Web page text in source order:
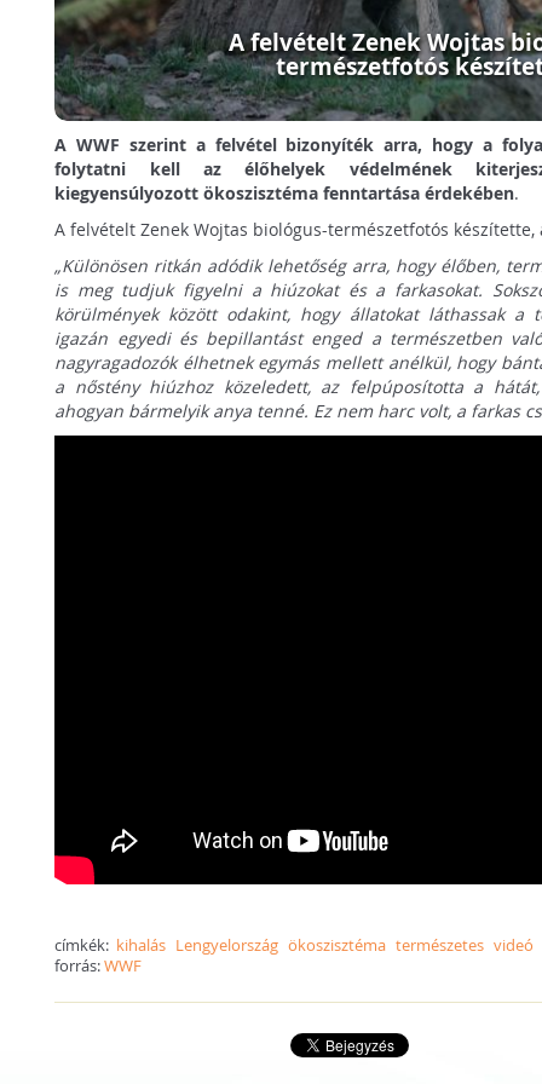
A felvételt Zenek Wojtas
természetfotós
A WWF szerint a felvétel bizonyíték arra, hogy a
folytatni kell az élőhelyek védelmének
kiegyensúlyozott ökoszisztéma fenntartása érdekében.
A felvételt Zenek Wojtas biológus-természetfotós
„Különösen ritkán adódik lehetőség arra, hogy élőben,
is meg tudjuk figyelni a hiúzokat és a farkasokat.
körülmények között odakint, hogy állatokat láthassak a
igazán egyedi és bepillantást enged a természetben
nagyragadozók élhetnek egymás mellett anélkül, hogy
a nőstény hiúzhoz közeledett, az felpúposította a
ahogyan bármelyik anya tenné. Ez nem harc volt, a farkas
címkék: kihalás Lengyelország ökoszisztéma természetes videó
forrás:WWF